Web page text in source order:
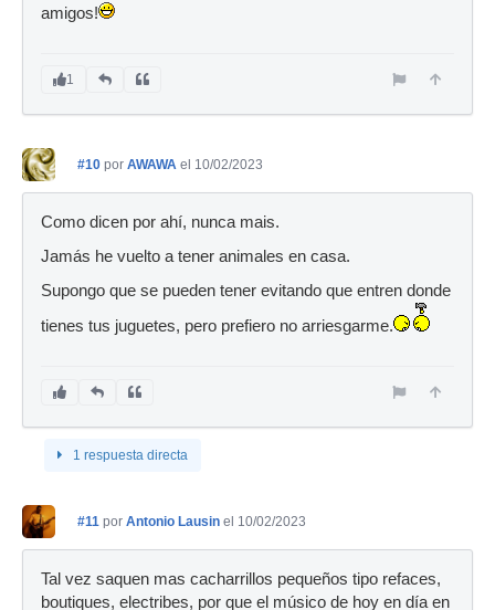
amigos!
1
#10 por AWAWA el 10/02/2023
Como dicen por ahí, nunca mais.
Jamás he vuelto a tener animales en casa.
Supongo que se pueden tener evitando que entren donde
tienes tus juguetes, pero prefiero no arriesgarme.
1 respuesta directa
#11 por Antonio Lausin el 10/02/2023
Tal vez saquen mas cacharrillos pequeños tipo refaces,
boutiques, electribes, por que el músico de hoy en día en